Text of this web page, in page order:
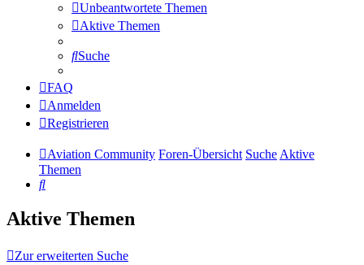
Unbeantwortete Themen
Aktive Themen
Suche
FAQ
Anmelden
Registrieren
Aviation Community Foren-Übersicht SucheAktive
Themen
Suche
Aktive Themen
Zur erweiterten Suche